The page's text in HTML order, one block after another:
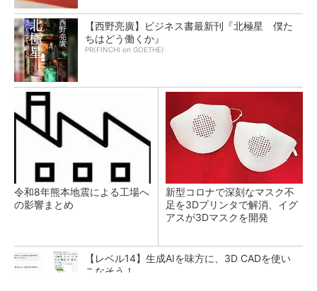
【西野亮廣】ビジネス書最新刊『北極星 僕た
ちはどう働くか』
PR(FINCHI on GOETHE)
令和8年熊本地震による工場へ
の影響まとめ
新型コロナで深刻なマスク不
足を3Dプリンタで解消、イグ
アスが3Dマスクを開発
【レベル14】生成AIを味方に、3D CADを使い
こなそう！